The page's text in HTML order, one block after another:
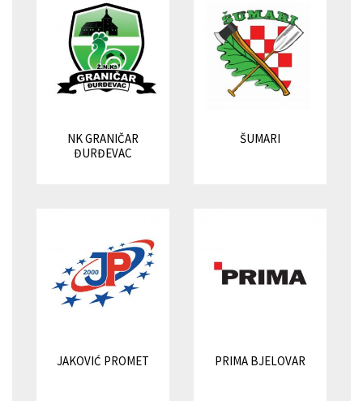
NK GRANIČAR
ĐURĐEVAC
ŠUMARI
JAKOVIĆ PROMET PRIMA BJELOVAR